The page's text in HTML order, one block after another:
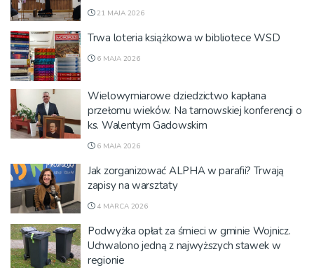
21 MAJA 2026
Trwa loteria książkowa w bibliotece WSD
6 MAJA 2026
Wielowymiarowe dziedzictwo kapłana
przełomu wieków. Na tarnowskiej konferencji o
ks. Walentym Gadowskim
6 MAJA 2026
Jak zorganizować ALPHA w parafii? Trwają
zapisy na warsztaty
4 MARCA 2026
Podwyżka opłat za śmieci w gminie Wojnicz.
Uchwalono jedną z najwyższych stawek w
regionie